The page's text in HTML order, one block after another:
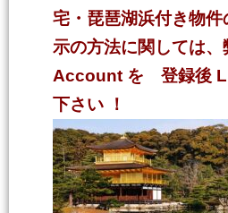
宅・琵琶湖浜付き物件
示の方法に関しては
Account を 登録後
下さい ！